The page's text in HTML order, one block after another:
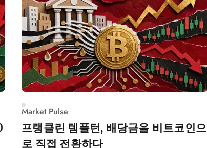
Market Pulse
프랭클린 템플턴, 배당금을 비트코인으
로 직접 전환하다